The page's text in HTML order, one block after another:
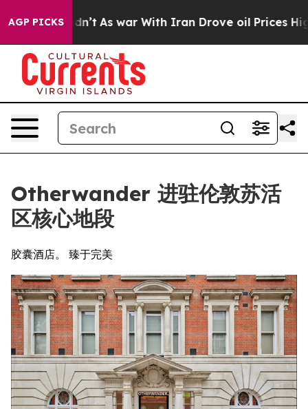
AGP PICKS
it Didn’t As war With Iran Drove oil Prices Higher,
Otherwander 进驻伦敦苏活
区核心地段
胶囊酒店。 臻于完美